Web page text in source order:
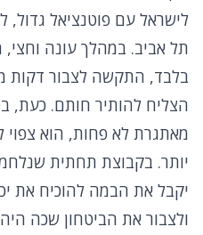
לישראל עם פוטנציאל
תל אביב. במהלך עונה
בלבד, התקשה לצבור דקות
הצליח להותיר חותם. כעת,
מאתגרת לא פחות, הוא צפוי
יותר. בקבוצת תחתית
יקבל את הבמה להוכיח את
ולצבור את הביטחון שכה